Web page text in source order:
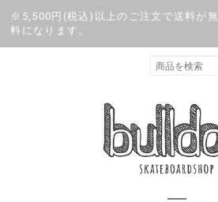
※5,500円(税込)以上のご注文で送料が無
料になります。